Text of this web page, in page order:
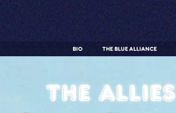
THE BLUE ALLIANCE
BIO
The allies